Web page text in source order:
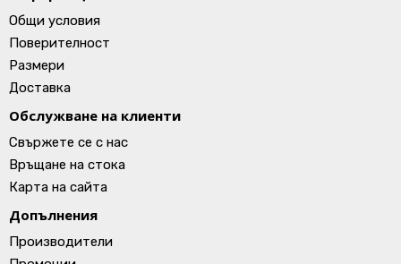
Общи условия
Поверителност
Размери
Доставка
Обслужване на клиенти
Свържете се с нас
Връщане на стока
Карта на сайта
Допълнения
Производители